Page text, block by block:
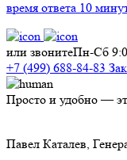
время ответа 10
или звонитеПн-Сб
+7 (499) 688-84-83
Просто и удобно —
Павел Каталев,